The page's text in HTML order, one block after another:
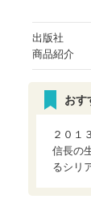
出版社
商品紹介
おす
２０１
信長の
るシリ